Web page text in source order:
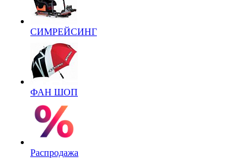
СИМРЕЙСИНГ
ФАН ШОП
Распродажа